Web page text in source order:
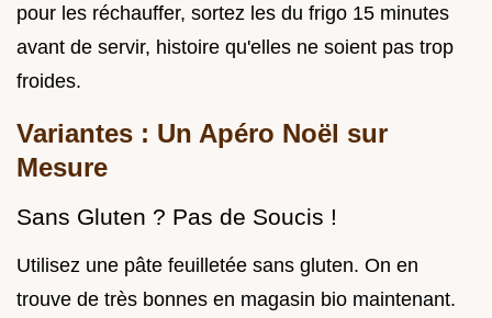
pour les réchauffer, sortez les du frigo 15 minutes
avant de servir, histoire qu'elles ne soient pas trop
froides.
Variantes : Un Apéro Noël sur
Mesure
Sans Gluten ? Pas de Soucis !
Utilisez une pâte feuilletée sans gluten. On en
trouve de très bonnes en magasin bio maintenant.